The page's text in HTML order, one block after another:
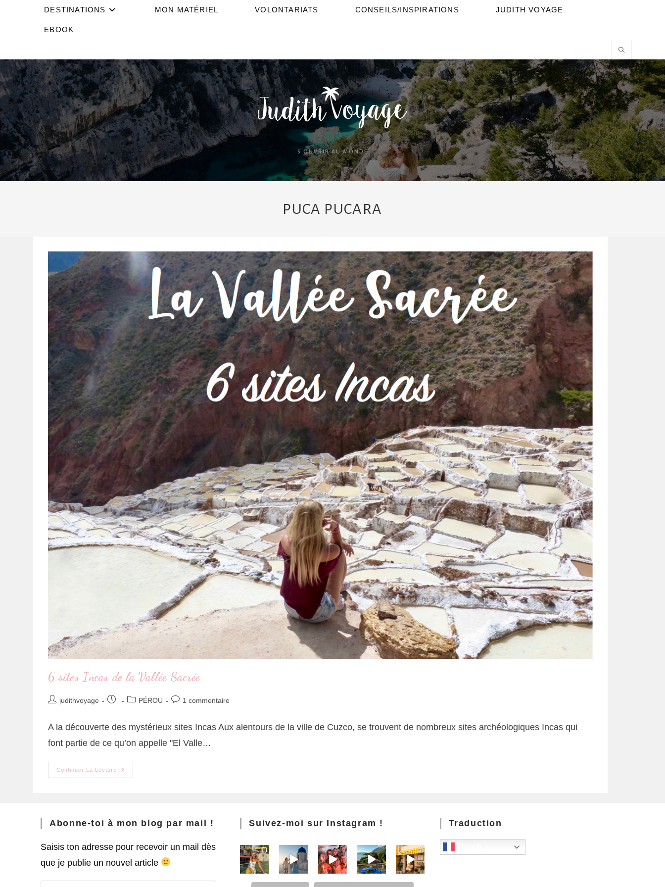
DESTINATIONS MON MATÉRIEL VOLONTARIATS CONSEILS/INSPIRATIONS JUDITH VOYAGE
EBOOK
S'OUVRIR AU MONDE
PUCA PUCARA
6 sites Incas de la Vallée Sacrée
judithvoyage PÉROU 1 commentaire
A la découverte des mystérieux sites Incas Aux alentours de la ville de Cuzco, se trouvent de nombreux sites archéologiques Incas qui
font partie de ce qu’on appelle "El Valle…
Continuer La Lecture
Abonne-toi à mon blog par mail !
Saisis ton adresse pour recevoir un mail dès
que je publie un nouvel article
Suivez-moi sur Instagram ! Traduction